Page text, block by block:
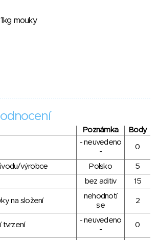
mouky
Poznámka Body
- neuvedeno
-
0
výrobce Polsko
5
bez aditiv 15
na složení
nehodnotí
se
2
tvrzení
- neuvedeno
-
0